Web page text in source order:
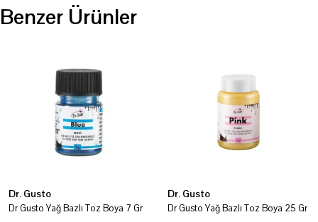
Benzer Ürünler
Dr. Gusto
Dr Gusto Yağ Bazlı Toz Boya 7 Gr
Dr. Gusto
Dr Gusto Yağ Bazlı Toz Boya 25 Gr